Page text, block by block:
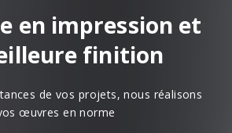
en impression et
finition
de vos projets, nous réalisons
œuvres en norme